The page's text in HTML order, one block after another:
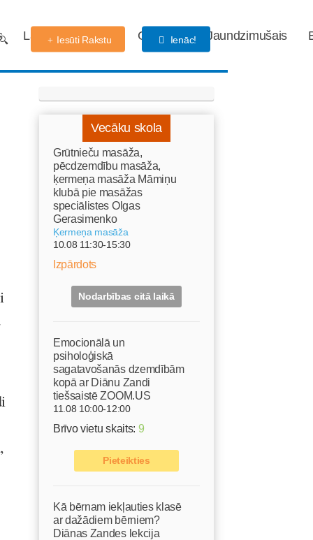
Labdarības fonds Gaidības Jaundzimušais
Iesūti Rakstu Ienāc!
Vecāku skola
Grūtnieču masāža,
pēcdzemdību masāža,
ķermeņa masāža Māmiņu
klubā pie masāžas
speciālistes Olgas
Gerasimenko
Ķermeņa masāža
10.08 11:30-15:30
Izpārdots
Nodarbības citā laikā
Emocionālā un
psiholoģiskā
sagatavošanās dzemdībām
kopā ar Diānu Zandi
tiešsaistē ZOOM.US
11.08 10:00-12:00
Brīvo vietu skaits: 9
Pieteikties
Kā bērnam iekļauties klasē
ar dažādiem bērniem?
Diānas Zandes lekcija